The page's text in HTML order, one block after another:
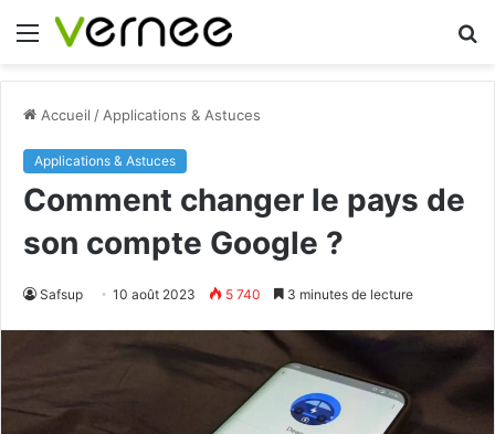
Menu
Accueil / Applications & Astuces
Applications & Astuces
Comment changer le pays de
son compte Google ?
Safsup 10 août 2023 5 740 3 minutes de lecture